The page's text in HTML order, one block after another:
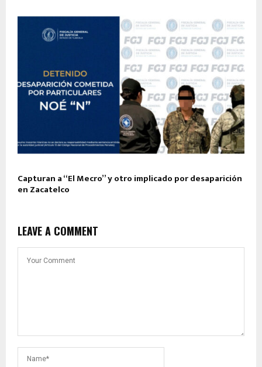
Capturan a “El Mecro” y otro implicado por desaparición
en Zacatelco
LEAVE A COMMENT